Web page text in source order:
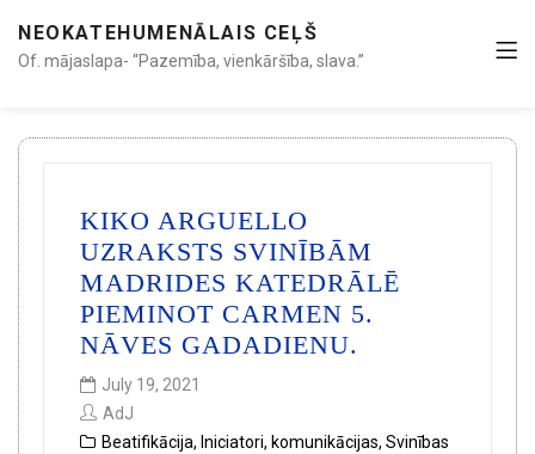
NEOKATEHUMENĀLAIS CEĻŠ
Of. mājaslapa- “Pazemība, vienkāršība, slava.”
KIKO ARGUELLO
UZRAKSTS SVINĪBĀM
MADRIDES KATEDRĀLĒ
PIEMINOT CARMEN 5.
NĀVES GADADIENU.
July 19, 2021
AdJ
Beatifikācija, Iniciatori, komunikācijas, Svinības